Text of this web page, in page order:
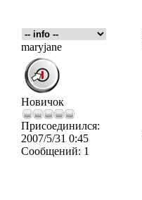
maryjane
Новичок
Присоединился:
2007/5/31 0:45
Сообщений: 1